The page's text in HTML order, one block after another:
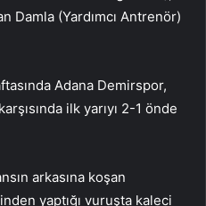
Damla (Yardımcı Antrenör)
Adana Demirspor,
ilk yarıyı 2-1 önde
arkasına koşan
yaptığı vuruşta kaleci